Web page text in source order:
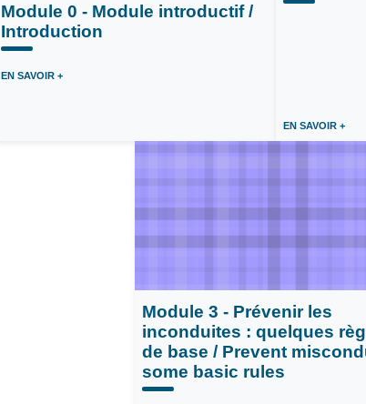
Module 0 - Module introductif /
Introduction
EN SAVOIR +
EN SAVOIR +
Module 3 - Prévenir les
inconduites : quelques
de base / Prevent
some basic rules